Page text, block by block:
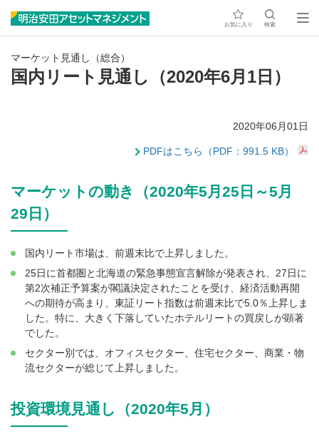
お気に入り 検索
マーケット見通し（総合）
国内リート見通し（2020年6月1日）
2020年06月01日
PDFはこちら（PDF：991.5 KB）
マーケットの動き（2020年5月25日～5月
29日）
国内リート市場は、前週末比で上昇しました。
25日に首都圏と北海道の緊急事態宣言解除が発表され、27日に
第2次補正予算案が閣議決定されたことを受け、経済活動再開
への期待が高まり、東証リート指数は前週末比で5.0％上昇しま
した。特に、大きく下落していたホテルリートの買戻しが顕著
でした。
セクター別では、オフィスセクター、住宅セクター、商業・物
流セクターが総じて上昇しました。
投資環境見通し（2020年5月）